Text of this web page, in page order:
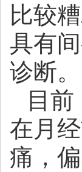
比较
具有
诊断。
目
在月
痛，